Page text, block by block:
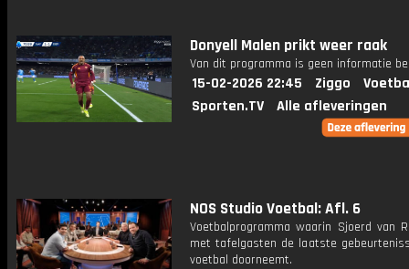
Donyell Malen prikt weer raak
Van dit programma is geen informatie
15-02-2026 22:45 Ziggo
Sporten.TV
Alle afleveringen
NOS Studio Voetbal: Afl. 6
Voetbalprogramma waarin Sjoerd van
met tafelgasten de laatste
voetbal doorneemt.